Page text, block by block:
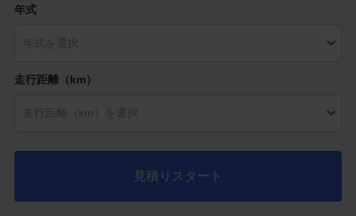
年式
走行距離（km）
見積りスタート